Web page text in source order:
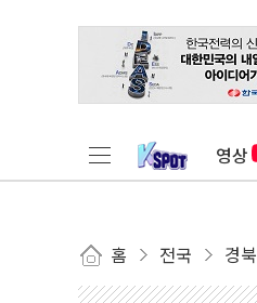
영상
홈 전국 경북